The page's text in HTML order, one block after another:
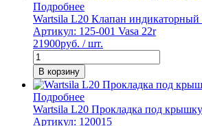
Подробнее
Wartsila L20 Клапан
Артикул: 125-001 Vasa 22r
21900руб. / шт.
В корзину
Подробнее
Wartsila L20 Прокладка под
Артикул: 120015